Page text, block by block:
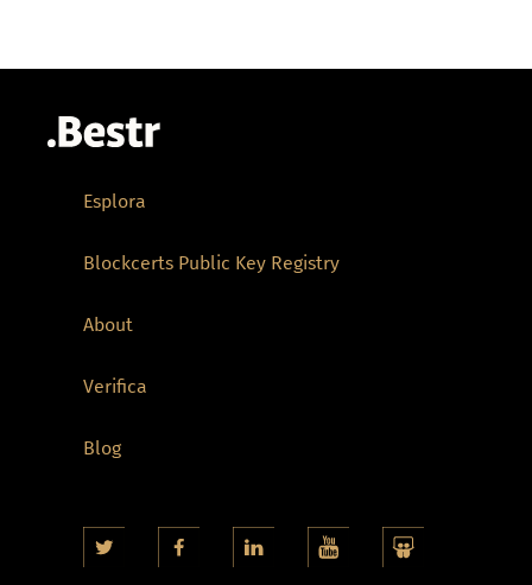
Esplora
Blockcerts Public Key Registry
About
Verifica
Blog